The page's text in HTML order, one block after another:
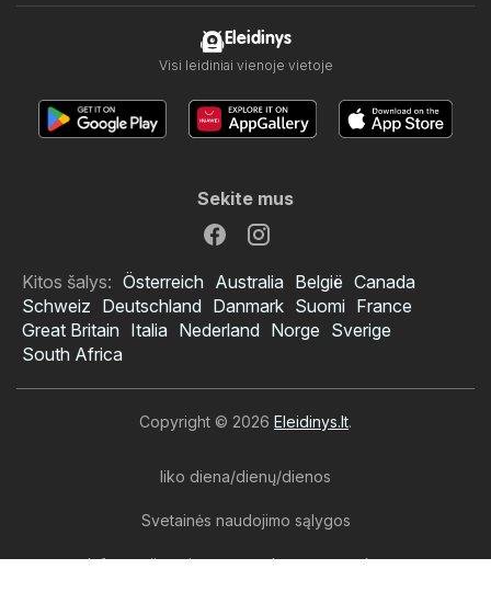
Eleidinys
Visi leidiniai vienoje vietoje
Sekite mus
Kitos šalys: Österreich Australia België Canada
Schweiz Deutschland Danmark Suomi France
Great Britain Italia Nederland Norge Sverige
South Africa
Copyright © 2026 Eleidinys.lt.
liko diena/dienų/dienos
Svetainės naudojimo sąlygos
Informacija apie asmens duomenų tvarkymą